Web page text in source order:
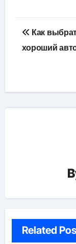
по
Как
хороший
Related